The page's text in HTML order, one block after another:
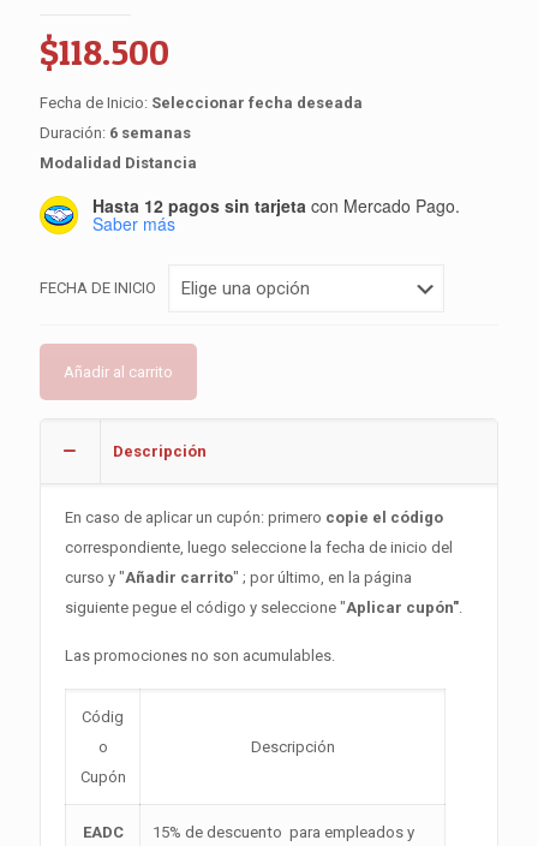
$118.500
Fecha de Inicio: Seleccionar fecha deseada
Duración: 6 semanas
Modalidad Distancia
Hasta 12 pagos sin tarjeta con Mercado Pago.
Saber más
FECHA DE INICIO
Añadir al carrito
Descripción
En caso de aplicar un cupón: primero copie el código
correspondiente, luego seleccione la fecha de inicio del
curso y "Añadir carrito" ; por último, en la página
siguiente pegue el código y seleccione "Aplicar cupón"
Las promociones no son acumulables.
Códig
o
Cupón
Descripción
EADC
15% de descuento para empleados y